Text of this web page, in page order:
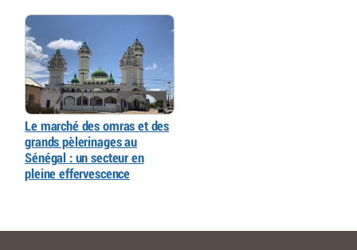
Le marché des omras et des
grands pèlerinages au
Sénégal : un secteur en
pleine effervescence